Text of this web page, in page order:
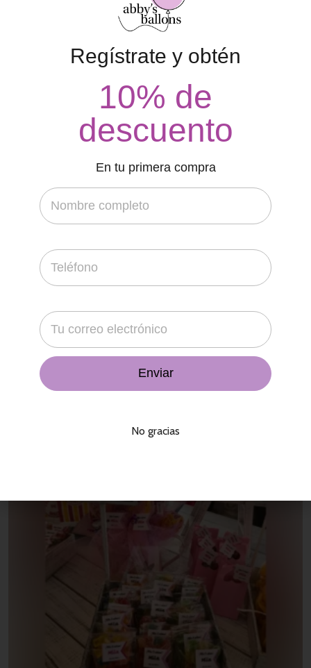
14,500.00–$37,000.00
Mesa de Dulces Paquete Personalizado Temático con
Dulce Comercial y Postres – Empresas
Regístrate y obtén
10% de
descuento
En tu primera compra
No gracias